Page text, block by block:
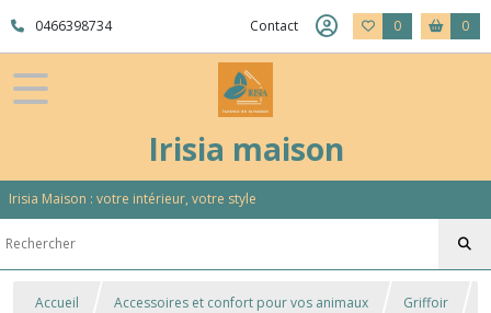
0466398734 Contact 0 0
Irisia maison
Irisia Maison : votre intérieur, votre style
Accueil Accessoires et confort pour vos animaux Griffoir